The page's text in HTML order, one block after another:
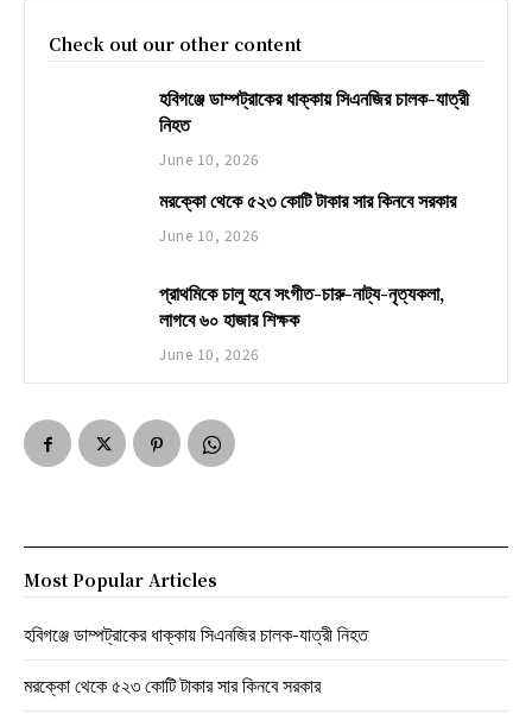
Check out our other content
হবিগঞ্জে ডাম্পট্রাকের ধাক্কায় সিএনজির চালক-যাত্রী
নিহত
June 10, 2026
মরক্কো থেকে ৫২৩ কোটি টাকার সার কিনবে সরকার
June 10, 2026
প্রাথমিকে চালু হবে সংগীত-চারু-নাট্য-নৃত্যকলা,
লাগবে ৬০ হাজার শিক্ষক
June 10, 2026
Most Popular Articles
হবিগঞ্জে ডাম্পট্রাকের ধাক্কায় সিএনজির চালক-যাত্রী নিহত
মরক্কো থেকে ৫২৩ কোটি টাকার সার কিনবে সরকার